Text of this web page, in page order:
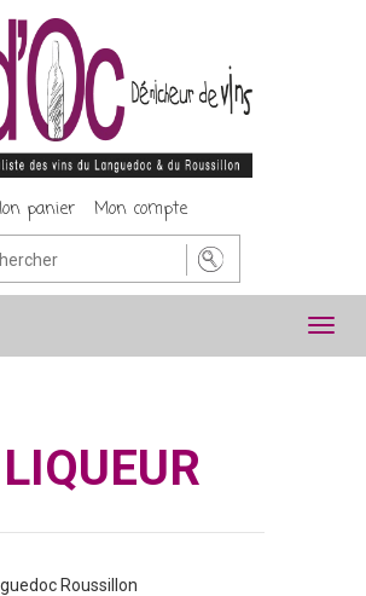
panier Mon compte
LIQUEUR
Roussillon